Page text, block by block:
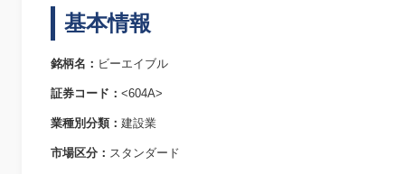
基本情報
銘柄名： ビーエイブル
証券コード： <604A>
業種別分類： 建設業
市場区分： スタンダード